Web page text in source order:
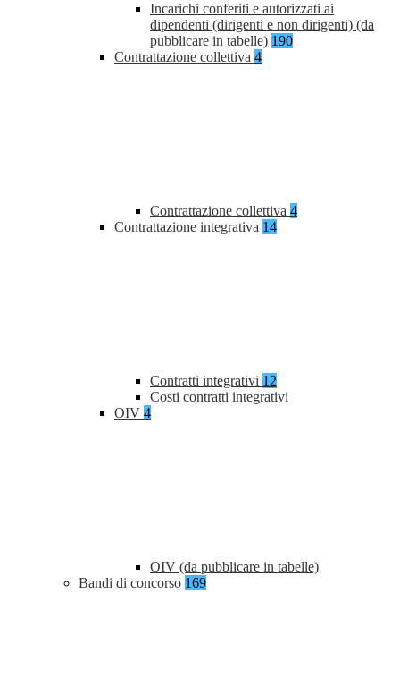
Incarichi conferiti e autorizzati ai
dipendenti (dirigenti e non dirigenti) (da
pubblicare in tabelle) 190
Contrattazione collettiva 4
Contrattazione collettiva 4
Contrattazione integrativa 14
Contratti integrativi 12
Costi contratti integrativi
OIV 4
OIV (da pubblicare in tabelle)
Bandi di concorso 169